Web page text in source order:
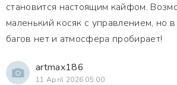
становится настоящим кайфом.
маленький косяк с управлением, но
багов нет и атмосфера пробирает!
artmax186
11 April 2026 05:00